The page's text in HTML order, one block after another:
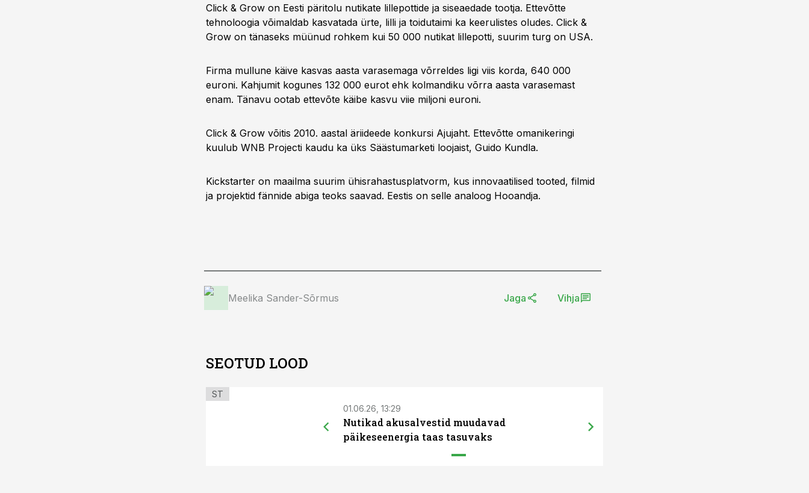
Click & Grow on Eesti päritolu nutikate lillepottide ja siseaedade tootja. Ettevõtte
tehnoloogia võimaldab kasvatada ürte, lilli ja toidutaimi ka keerulistes oludes. Click &
Grow on tänaseks müünud rohkem kui 50 000 nutikat lillepotti, suurim turg on USA.
Firma mullune käive kasvas aasta varasemaga võrreldes ligi viis korda, 640 000
euroni. Kahjumit kogunes 132 000 eurot ehk kolmandiku võrra aasta varasemast
enam. Tänavu ootab ettevõte käibe kasvu viie miljoni euroni.
Click & Grow võitis 2010. aastal äriideede konkursi Ajujaht. Ettevõtte omanikeringi
kuulub WNB Projecti kaudu ka üks Säästumarketi loojaist, Guido Kundla.
Kickstarter on maailma suurim ühisrahastusplatvorm, kus innovaatilised tooted, filmid
ja projektid fännide abiga teoks saavad. Eestis on selle analoog Hooandja.
Meelika Sander-Sõrmus Jaga Vihja
SEOTUD LOOD
ST
01.06.26, 13:29
Nutikad akusalvestid muudavad
päikeseenergia taas tasuvaks